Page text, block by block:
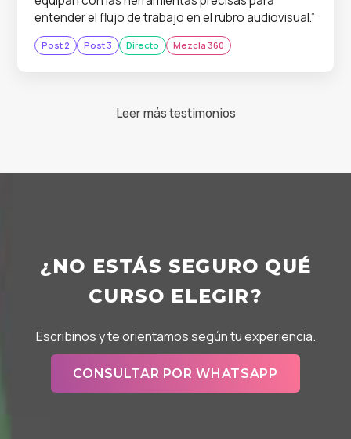
entender el flujo de trabajo en el rubro audiovisual.”
Post 2 Post 3 Directo Mezcla 360
Leer más testimonios
¿NO ESTÁS SEGURO QUÉ
CURSO ELEGIR?
Escribinos y te orientamos según tu experiencia.
CONSULTAR POR WHATSAPP